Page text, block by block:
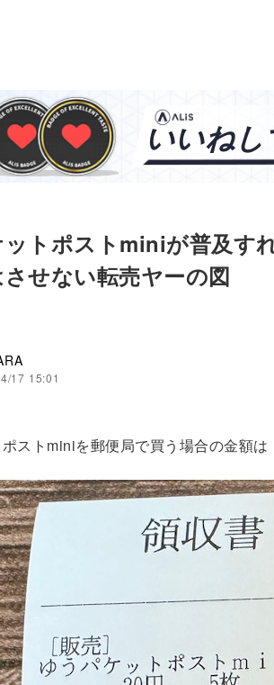
トポストminiが普及す
せない転売ヤーの図
17 15:01
ストminiを郵便局で買う場合の金額は